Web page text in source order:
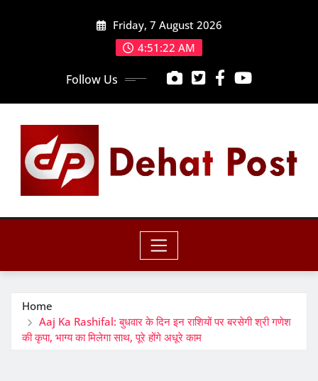
Friday, 7 August 2026
4:51:23 AM
Follow Us
Home
Aaj Ka Rashifal: बुधवार के दिन इन राशियों पर बरसेगी श्री गणेश
की कृपा, भाग्य का मिलेगा साथ, पूरे होंगे अधूरे काम